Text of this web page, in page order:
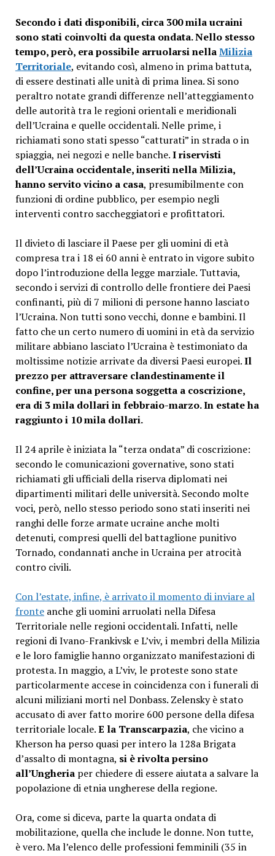
Secondo i dati disponibili, circa 300 mila ucraini
sono stati coinvolti da questa ondata. Nello stesso
tempo, però, era possibile arruolarsi nellaMilizia
Territoriale, evitando così, almeno in prima battuta,
di essere destinati alle unità di prima linea. Si sono
peraltro notate grandi differenze nell’atteggiamento
delle autorità tra le regioni orientali e meridionali
dell’Ucraina e quelle occidentali. Nelle prime, i
richiamati sono stati spesso “catturati” in strada o in
spiaggia, nei negozi e nelle banche.I riservisti
dell’Ucraina occidentale, inseriti nella Milizia,
hanno servito vicino a casa, presumibilmente con
funzioni di ordine pubblico, per esempio negli
interventi contro saccheggiatori e profittatori.
Il divieto di lasciare il Paese per gli uomini di età
compresa tra i 18 ei 60 anni è entrato in vigore subito
dopo l’introduzione della legge marziale. Tuttavia,
secondo i servizi di controllo delle frontiere dei Paesi
confinanti, più di 7 milioni di persone hanno lasciato
l’Ucraina. Non tutti sono vecchi, donne e bambini. Il
fatto che un certo numero di uomini in età da servizio
militare abbiano lasciato l’Ucraina è testimoniato da
moltissime notizie arrivate da diversi Paesi europei.Il
prezzo per attraversare clandestinamente il
confine, per una persona soggetta a coscrizione,
era di 3 mila dollari in febbraio-marzo. In estate ha
raggiunto i 10 mila dollari.
Il 24 aprile è iniziata la “terza ondata” di coscrizione:
secondo le comunicazioni governative, sono stati
richiamati gli ufficiali della riserva diplomati nei
dipartimenti militari delle università. Secondo molte
voci, però, nello stesso periodo sono stati inseriti nei
ranghi delle forze armate ucraine anche molti
detenuti, compresi quelli del battaglione punitivo
Tornado, condannati anche in Ucraina per atrocità
contro civili.
Con l’estate, infine, è arrivato il momento di inviare al
fronteanche gli uomini arruolati nella Difesa
Territoriale nelle regioni occidentali. Infatti, nelle
regioni di Ivano-Frankivsk e L’viv, i membri della Milizia
e le loro famiglie hanno organizzato manifestazioni di
protesta. In maggio, a L’viv, le proteste sono state
particolarmente accese in coincidenza con i funerali di
alcuni miliziani morti nel Donbass. Zelensky è stato
accusato di aver fatto morire 600 persone della difesa
territoriale locale.E la Transcarpazia, che vicino a
Kherson ha perso quasi per intero la 128a Brigata
d’assalto di montagna, si è rivolta persino
all’Ungheriaper chiedere di essere aiutata a salvare la
popolazione di etnia ungherese della regione.
Ora, come si diceva, parte la quarta ondata di
mobilitazione, quella che include le donne. Non tutte,
è vero. Ma l’elenco delle professioni femminili (35 in